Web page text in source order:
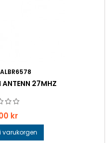
ALBR6578
27MHZ
kr
varukorgen